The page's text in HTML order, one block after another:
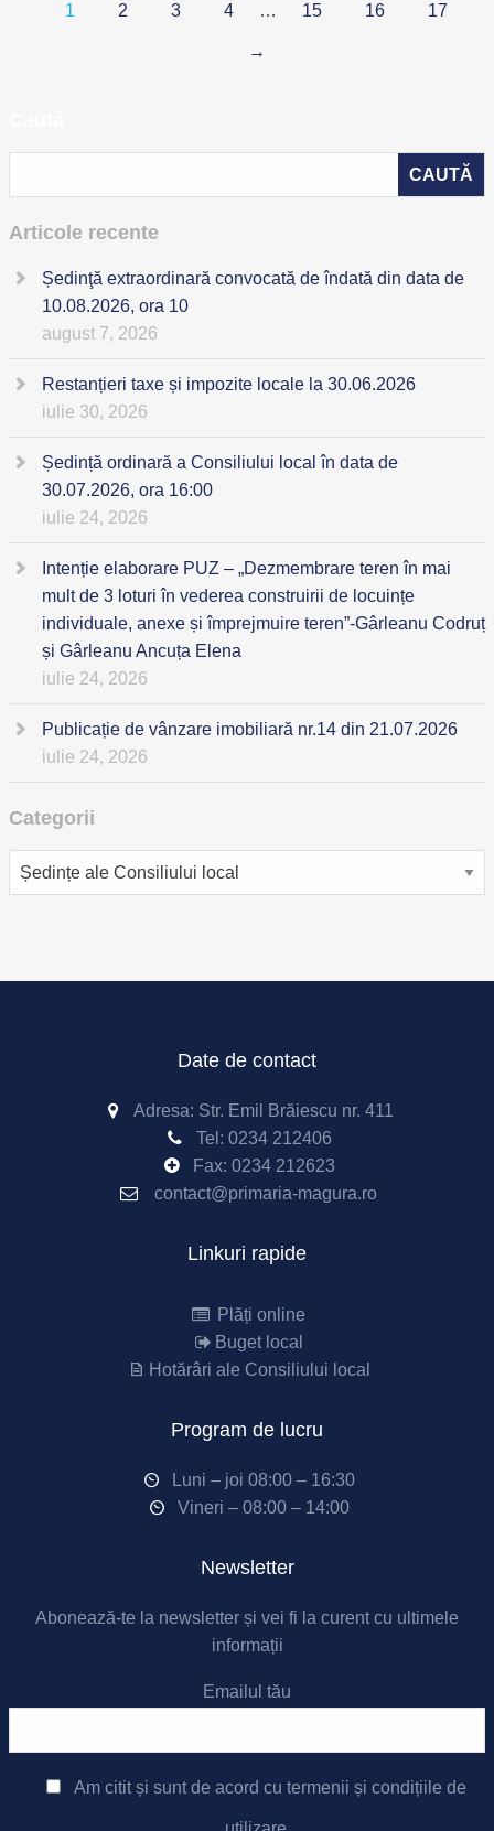
1 2 3 4 … 15 16 17
→
Articole recente
Ședinţă extraordinară convocată de îndată din data de
10.08.2026, ora 10
august 7, 2026
Restanțieri taxe și impozite locale la 30.06.2026
iulie 30, 2026
Ședință ordinară a Consiliului local în data de
30.07.2026, ora 16:00
iulie 24, 2026
Intenție elaborare PUZ – „Dezmembrare teren în mai
mult de 3 loturi în vederea construirii de locuințe
individuale, anexe și împrejmuire teren”-Gârleanu Codruț
și Gârleanu Ancuța Elena
iulie 24, 2026
Publicație de vânzare imobiliară nr.14 din 21.07.2026
iulie 24, 2026
Categorii
Categorii
Date de contact
Adresa: Str. Emil Brăiescu nr. 411
Tel: 0234 212406
Fax: 0234 212623
contact@primaria-magura.ro
Linkuri rapide
Plăți online
Buget local
Hotărâri ale Consiliului local
Program de lucru
Luni – joi 08:00 – 16:30
Vineri – 08:00 – 14:00
Newsletter
Abonează-te la newsletter și vei fi la curent cu ultimele
informații
Emailul tău
Am citit și sunt de acord cu termenii și condițiile de